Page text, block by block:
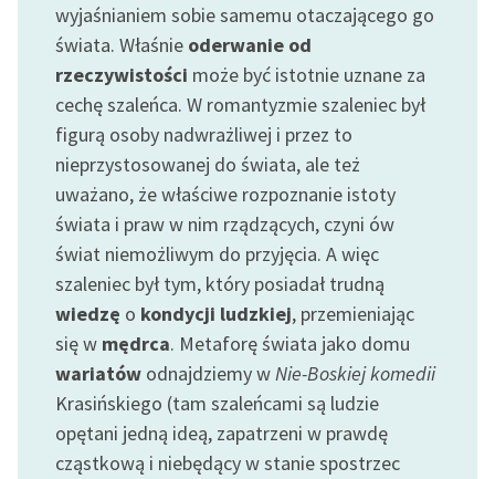
Kolekcje edukacyjne
twórców przechodzących
do domeny publicznej,
lektur szkolnych oraz
Starego Testamentu
Odkurzamy bohaterów
Szkoła Poezji Wolnych
Lektur
O nas
Kontakt
O projekcie
wyjaśnianiem sobie samemu otaczającego go
świata. Właśnie oderwanie od
rzeczywistości może być istotnie uznane za
cechę szaleńca. W romantyzmie szaleniec był
figurą osoby nadwrażliwej i przez to
nieprzystosowanej do świata, ale też
uważano, że właściwe rozpoznanie istoty
świata i praw w nim rządzących, czyni ów
świat niemożliwym do przyjęcia. A więc
szaleniec był tym, który posiadał trudną
wiedzę o kondycji ludzkiej, przemieniając
się w mędrca. Metaforę świata jako domu
wariatów odnajdziemy wNie-Boskiej komedii
Krasińskiego (tam szaleńcami są ludzie
opętani jedną ideą, zapatrzeni w prawdę
cząstkową i niebędący w stanie spostrzec